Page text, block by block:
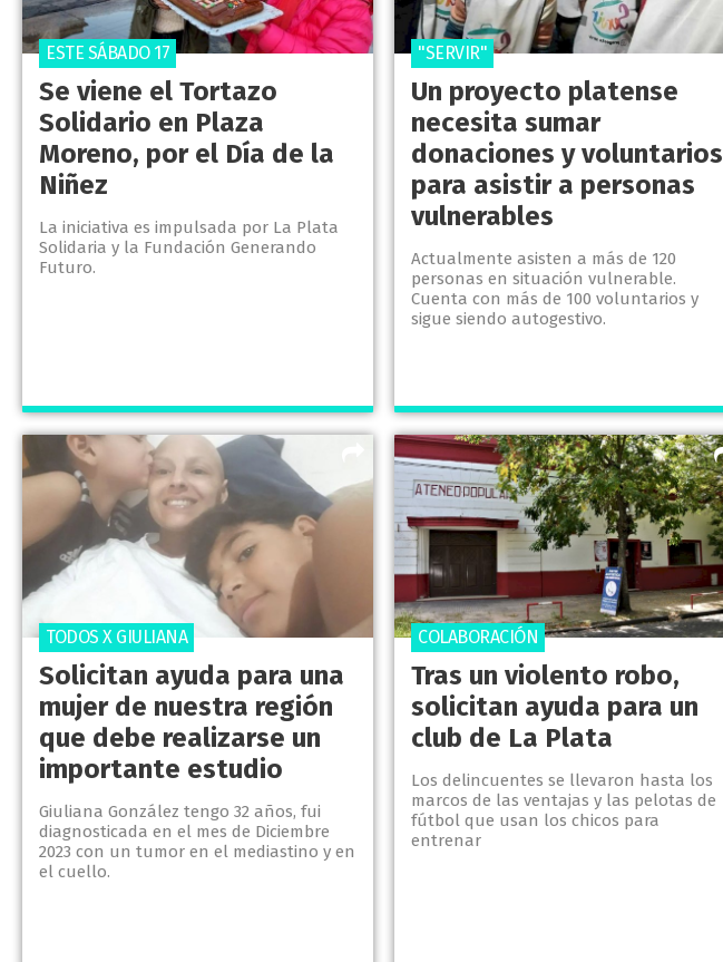
Se viene el Tortazo
Solidario en Plaza
Moreno, por el Día de la
Niñez
La iniciativa es impulsada por La Plata
Solidaria y la Fundación Generando
Futuro.
ESTE SÁBADO 17
Un proyecto platense
necesita sumar
donaciones y voluntarios
para asistir a personas
vulnerables
Actualmente asisten a más de 120
personas en situación vulnerable.
Cuenta con más de 100 voluntarios y
sigue siendo autogestivo.
"SERVIR"
Solicitan ayuda para una
mujer de nuestra región
que debe realizarse un
importante estudio
Giuliana González tengo 32 años, fui
diagnosticada en el mes de Diciembre
2023 con un tumor en el mediastino y en
el cuello.
TODOS X GIULIANA
Tras un violento robo,
solicitan ayuda para un
club de La Plata
Los delincuentes se llevaron hasta los
marcos de las ventajas y las pelotas de
fútbol que usan los chicos para
entrenar
COLABORACIÓN